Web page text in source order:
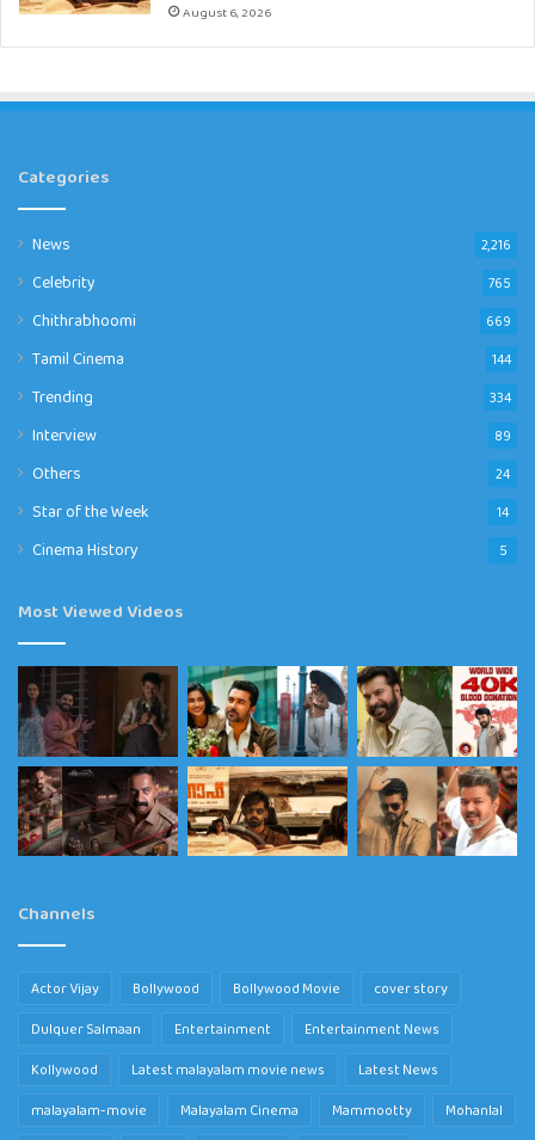
August 6, 2026
Categories
News 2,216
Celebrity 765
Chithrabhoomi 669
Tamil Cinema 144
Trending 334
Interview 89
Others 24
Star of the Week 14
Cinema History 5
Most Viewed Videos
Channels
Actor Vijay Bollywood Bollywood Movie
cover story
Dulquer Salmaan
Entertainment
Entertainment News
Kollywood
Latest malayalam movie news
Latest News
malayalam-movie
Malayalam Cinema Mammootty Mohanlal